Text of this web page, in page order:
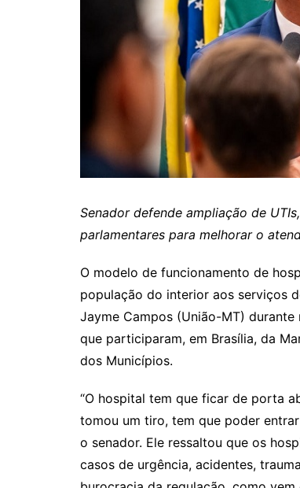
Senador defende ampliação de
parlamentares para melhorar o
O modelo de funcionamento de
população do interior aos serviços
Jayme Campos (União-MT)
que participaram, em Brasília, da
dos Municípios.
“O hospital tem que ficar de porta
tomou um tiro, tem que poder
o senador. Ele ressaltou que os
casos de urgência, acidentes,